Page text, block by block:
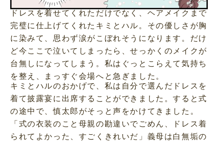
ドレスを着せてくれただけでなく、ヘアメイクまで
完璧に仕上げてくれたキミとハル。その優しさが胸
に染みて、思わず涙がこぼれそうになります。だけ
ど今ここで泣いてしまったら、せっかくのメイクが
台無しになってしまう。私はぐっとこらえて気持ち
を整え、まっすぐ会場へと急ぎました。
キミとハルのおかげで、私は自分で選んだドレスを
着て披露宴に出席することができました。すると式
の途中で、慎太郎がそっと声をかけてきました。
「式の衣装のこと母親の勘違いでごめん、ドレス着
られてよかった、すごくきれいだ」義母は白無垢の